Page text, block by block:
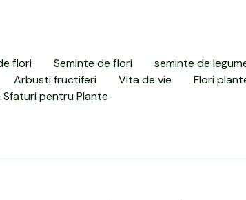
flori Seminte de flori
seminte de
Arbusti fructiferi Vita de vie
Flori
pentru Plante